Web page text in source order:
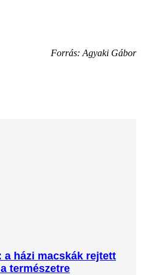
Forrás: Agyaki Gábor
a házi macskák rejtett
természetre